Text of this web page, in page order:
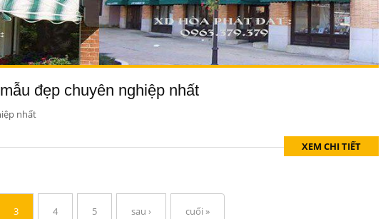
đẹp chuyên nghiệp nhất
nhất
XEM CHI TIẾT
3 4 5 sau › cuối »